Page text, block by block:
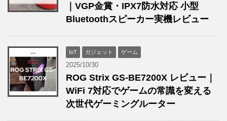
｜VGP金賞・IPX7防水対応 小型
Bluetoothスピーカー実機レビュー
IoT ガジェット ゲーム
2025/10/30
ROG Strix GS-BE7200X レビュー｜
WiFi 7対応でゲームの常識を変える
次世代ゲーミングルーター